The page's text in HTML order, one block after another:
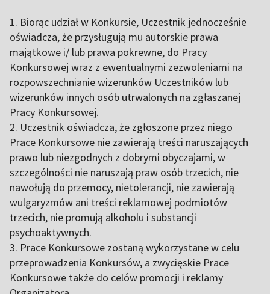
1. Biorąc udział w Konkursie, Uczestnik jednocześnie
oświadcza, że przysługują mu autorskie prawa
majątkowe i/ lub prawa pokrewne, do Pracy
Konkursowej wraz z ewentualnymi zezwoleniami na
rozpowszechnianie wizerunków Uczestników lub
wizerunków innych osób utrwalonych na zgłaszanej
Pracy Konkursowej.
2. Uczestnik oświadcza, że zgłoszone przez niego
Prace Konkursowe nie zawierają treści naruszających
prawo lub niezgodnych z dobrymi obyczajami, w
szczególności nie naruszają praw osób trzecich, nie
nawołują do przemocy, nietolerancji, nie zawierają
wulgaryzmów ani treści reklamowej podmiotów
trzecich, nie promują alkoholu i substancji
psychoaktywnych.
3. Prace Konkursowe zostaną wykorzystane w celu
przeprowadzenia Konkursów, a zwycięskie Prace
Konkursowe także do celów promocji i reklamy